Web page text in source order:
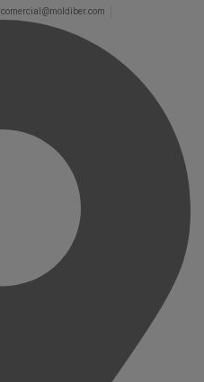
comercial@moldiber.com